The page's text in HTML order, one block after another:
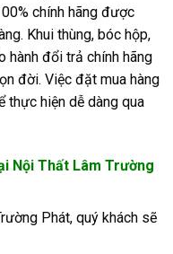
chính hãng được
Khui thùng, bóc hộp,
hành đổi trả chính hãng
đời. Việc đặt mua hàng
thực hiện dễ dàng qua
Nội Thất Lâm Trường
Phát, quý khách sẽ